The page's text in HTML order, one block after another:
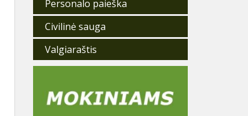
Personalo paieška
Civilinė sauga
Valgiaraštis